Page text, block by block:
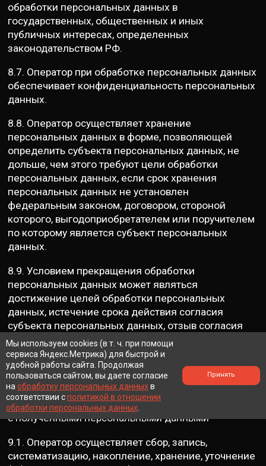
обработки персональных данных в
государственных, общественных и иных
публичных интересах, определенных
законодательством РФ.
8.7. Оператор при обработке персональных данных
обеспечивает конфиденциальность персональных
данных.
8.8. Оператор осуществляет хранение
персональных данных в форме, позволяющей
определить субъекта персональных данных, не
дольше, чем этого требуют цели обработки
персональных данных, если срок хранения
персональных данных не установлен
федеральным законом, договором, стороной
которого, выгодоприобретателем или поручителем
по которому является субъект персональных
данных.
8.9. Условием прекращения обработки
персональных данных может являться
достижение целей обработки персональных
данных, истечение срока действия согласия
субъекта персональных данных, отзыв согласия
субъектом персональных данных или требование
о прекращении обработки персональных данных, а
также выявление неправомерной обработки
персональных данных.
9. Перечень действий, производимых Оператором
с полученными персональными данными
9.1. Оператор осуществляет сбор, запись,
систематизацию, накопление, хранение, уточнение
Мы используем cookies (в т. ч. при помощи
сервиса Яндекс.Метрика) для быстрой и
удобной работы сайта. Продолжая
пользоваться сайтом, вы даете согласие
на обработку персональных данныхв
соответствии сполитикой в отношении
обработки персональных данных
Принять